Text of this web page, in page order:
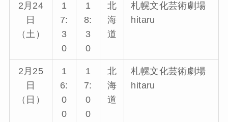
2月24
日
（土）
1
7:
3
0
1
8:
3
0
北
海
道
札幌文化芸術劇場
hitaru
2月25
日
（日）
1
6:
0
0
1
7:
0
0
北
海
道
札幌文化芸術劇場
hitaru